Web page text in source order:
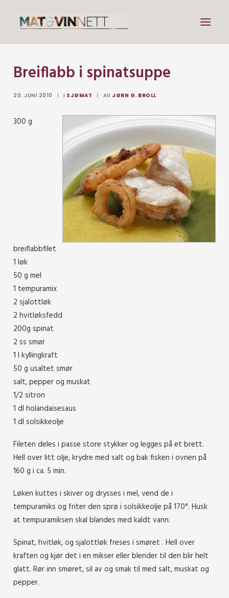
Mat
Lenker
Breiflabb i spinatsuppe
20. JUNI 2010 | I SJØMAT | AV JØRN G. BROLL
300 g
breiflabbfilet
1 løk
50 g mel
1 tempuramix
2 sjalottløk
2 hvitløksfedd
200g spinat
2 ss smør
1 l kyllingkraft
50 g usaltet smør
salt, pepper og muskat
1/2 sitron
1 dl holandaisesaus
1 dl solsikkeolje
Fileten deles i passe store stykker og legges på et brett.
Hell over litt olje, krydre med salt og bak fisken i ovnen på
160 g i ca. 5 min.
Løken kuttes i skiver og drysses i mel, vend de i
tempuramiks og friter den sprø i solsikkeolje på 170°. Husk
at tempuramiksen skal blandes med kaldt vann.
Spinat, hvitløk, og sjalottløk freses i smøret . Hell over
kraften og kjør det i en mikser eller blender til den blir helt
glatt. Rør inn smøret, sil av og smak til med salt, muskat og
pepper.